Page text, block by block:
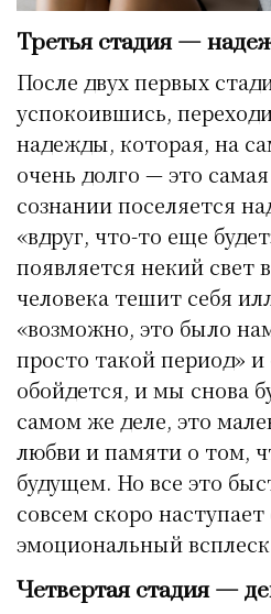
Третья стадия —
После двух первых
успокоившись,
надежды, которая, на
очень долго — это
сознании поселяется
«вдруг, что-то еще
появляется некий свет
человека тешит себя
«возможно, это было
просто такой период» и
обойдется, и мы снова
самом же деле, это
любви и памяти о том,
будущем. Но все это
совсем скоро
эмоциональный
Четвертая стадия —